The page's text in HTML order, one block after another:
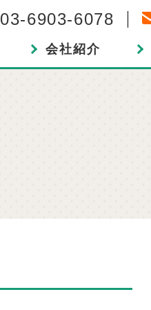
03-6903-6078
会社紹介